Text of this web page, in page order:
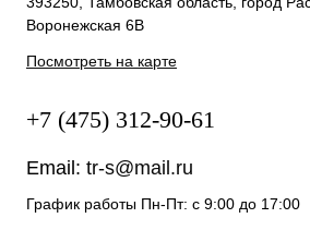
Воронежская 6В
Посмотреть на карте
+7 (475) 312-90-61
Email: tr-s@mail.ru
График работы Пн-Пт: с 9:00 до 17:00